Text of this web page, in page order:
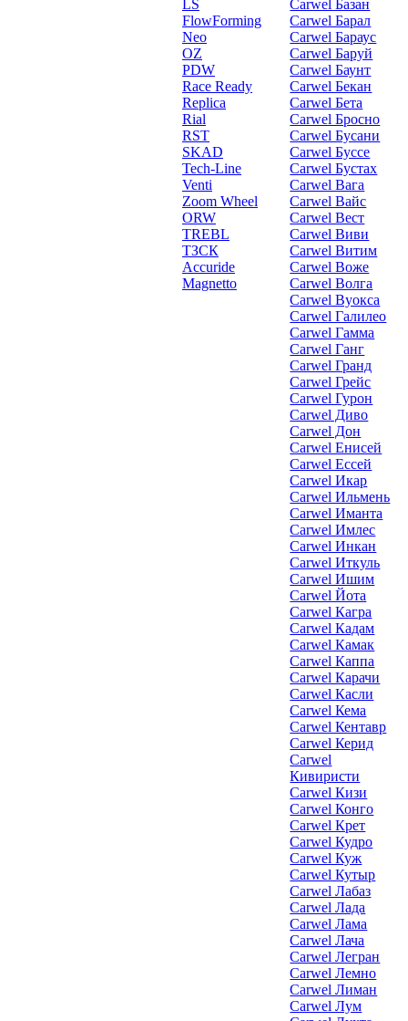
LS
FlowForming
Neo
OZ
PDW
Race Ready
Replica
Rial
RST
SKAD
Tech-Line
Venti
Zoom Wheel
ORW
TREBL
ТЗСК
Accuride
Magnetto
Carwel Базан
Carwel Барал
Carwel Бараус
Carwel Баруй
Carwel Баунт
Carwel Бекан
Carwel Бета
Carwel Бросно
Carwel Бусани
Carwel Буссе
Carwel Бустах
Carwel Вага
Carwel Вайс
Carwel Вест
Carwel Виви
Carwel Витим
Carwel Воже
Carwel Волга
Carwel Вуокса
Carwel Галилео
Carwel Гамма
Carwel Ганг
Carwel Гранд
Carwel Грейс
Carwel Гурон
Carwel Диво
Carwel Дон
Carwel Енисей
Carwel Ессей
Carwel Икар
Carwel Ильмень
Carwel Иманта
Carwel Имлес
Carwel Инкан
Carwel Иткуль
Carwel Ишим
Carwel Йота
Carwel Кагра
Carwel Кадам
Carwel Камак
Carwel Каппа
Carwel Карачи
Carwel Касли
Carwel Кема
Carwel Кентавр
Carwel Керид
Carwel
Кивиристи
Carwel Кизи
Carwel Конго
Carwel Крет
Carwel Кудро
Carwel Куж
Carwel Кутыр
Carwel Лабаз
Carwel Лада
Carwel Лама
Carwel Лача
Carwel Легран
Carwel Лемно
Carwel Лиман
Carwel Лум